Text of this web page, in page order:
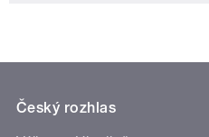
Český rozhlas